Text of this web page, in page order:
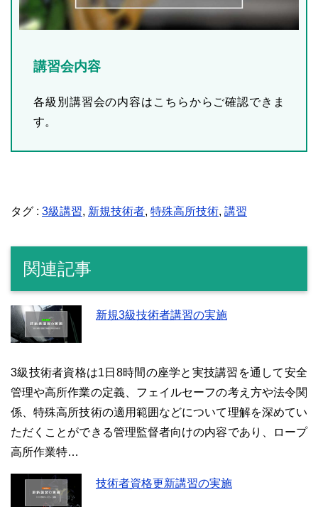
講習会内容
各級別講習会の内容はこちらからご確認できま
す。
タグ : 3級講習, 新規技術者, 特殊高所技術, 講習
関連記事
新規3級技術者講習の実施
3級技術者資格は1日8時間の座学と実技講習を通して安全
管理や高所作業の定義、フェイルセーフの考え方や法令関
係、特殊高所技術の適用範囲などについて理解を深めてい
ただくことができる管理監督者向けの内容であり、ロープ
高所作業特…
技術者資格更新講習の実施